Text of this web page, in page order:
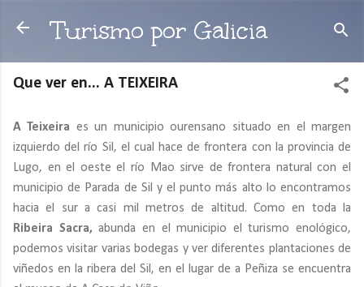
Ir al contenido principal
Turismo por Galicia
Que ver en... A TEIXEIRA
A Teixeira es un municipio ourensano situado en el margen
izquierdo del río Sil, el cual hace de frontera con la provincia de
Lugo, en el oeste el río Mao sirve de frontera natural con el
municipio de Parada de Sil y el punto más alto lo encontramos
hacia el sur a casi mil metros de altitud. Como en toda la
Ribeira Sacra, abunda en el municipio el turismo enológico,
podemos visitar varias bodegas y ver diferentes plantaciones de
viñedos en la ribera del Sil, en el lugar de a Peñiza se encuentra